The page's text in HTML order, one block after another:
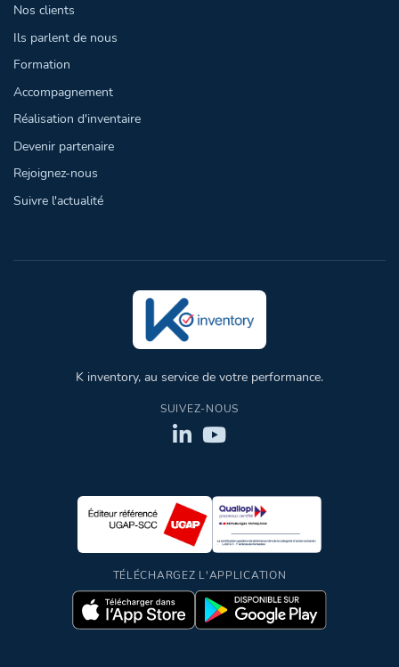
Nos clients
Ils parlent de nous
Formation
Accompagnement
Réalisation d'inventaire
Devenir partenaire
Rejoignez-nous
Suivre l'actualité
K inventory, au service de votre performance.
SUIVEZ-NOUS
TÉLÉCHARGEZ L'APPLICATION